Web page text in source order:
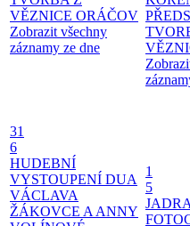
VĚZNICE ORÁČOV
Zobrazit všechny
záznamy ze dne
31
6
HUDEBNÍ
VYSTOUPENÍ DUA
VÁCLAVA
ŽÁKOVCE A ANNY
1
5